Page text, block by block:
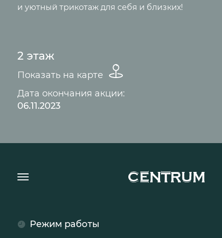
и уютный трикотаж для себя и близких!
2 этаж
Показать на карте
Дата окончания акции:
06.11.2023
Режим работы